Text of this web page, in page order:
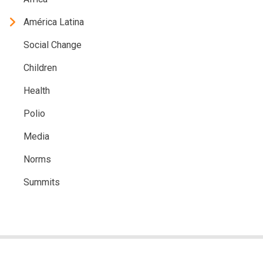
América Latina
Social Change
Children
Health
Polio
Media
Norms
Summits